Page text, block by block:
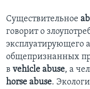
АМЕРИКА.
ПОДПИСКА НА
Learning English
СОЦИАЛЬНЫЕ СЕТИ
Существительное
говорит о
эксплуатирующего
общепризнанных
в vehicle abuse, а
horse abuse.